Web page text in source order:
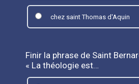
chez saint Thomas d'Aquin
Finir la phrase de Saint
« La théologie est…